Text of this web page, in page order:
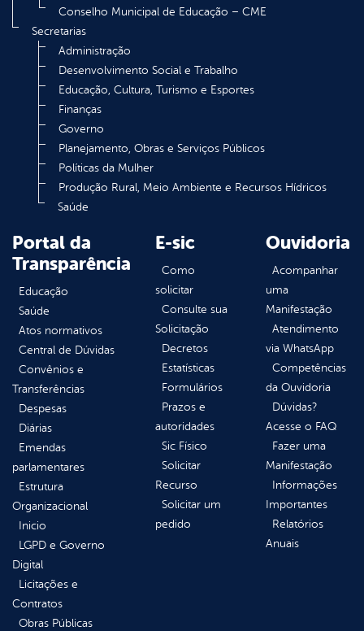
Conselho Municipal de Educação – CME
Secretarias
Administração
Desenvolvimento Social e Trabalho
Educação, Cultura, Turismo e Esportes
Finanças
Governo
Planejamento, Obras e Serviços Públicos
Políticas da Mulher
Produção Rural, Meio Ambiente e Recursos Hídricos
Saúde
Portal da
Transparência
Educação
Saúde
Atos normativos
Central de Dúvidas
Convênios e
Transferências
Despesas
Diárias
Emendas
parlamentares
Estrutura
Organizacional
Inicio
LGPD e Governo
Digital
Licitações e
Contratos
Obras Públicas
E-sic
Como
solicitar
Consulte sua
Solicitação
Decretos
Estatísticas
Formulários
Prazos e
autoridades
Sic Físico
Solicitar
Recurso
Solicitar um
pedido
Ouvidoria
Acompanhar
uma
Manifestação
Atendimento
via WhatsApp
Competências
da Ouvidoria
Dúvidas?
Acesse o FAQ
Fazer uma
Manifestação
Informações
Importantes
Relatórios
Anuais